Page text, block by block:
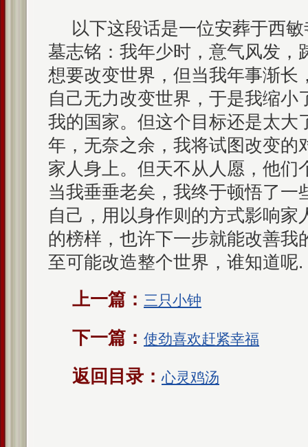
以下这段话是一位安葬于西
墓志铭：我年少时，意气风发，
想要改变世界，但当我年事渐长
自己无力改变世界，于是我缩小
我的国家。但这个目标还是太大
年，无奈之余，我将试图改变的
家人身上。但天不从人愿，他们
当我垂垂老矣，我终于顿悟了一
自己，用以身作则的方式影响家
的榜样，也许下一步就能改善我
至可能改造整个世界，谁知道呢.
上一篇： 三只小钟
下一篇： 使劲喜欢赶紧幸福
返回目录：心灵鸡汤